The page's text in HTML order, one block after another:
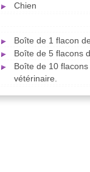
Chien
Boîte de 1 flacon
Boîte de 5 flacons
Boîte de 10
vétérinaire.